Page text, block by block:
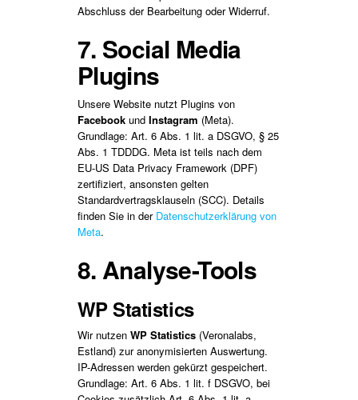
Abschluss der Bearbeitung oder Widerruf.
7. Social Media
Plugins
Unsere Website nutzt Plugins von
Facebookund Instagram (Meta).
Grundlage: Art. 6 Abs. 1 lit. a DSGVO, § 25
Abs. 1 TDDDG. Meta ist teils nach dem
EU-US Data Privacy Framework (DPF)
zertifiziert, ansonsten gelten
Standardvertragsklauseln (SCC). Details
finden Sie in der Datenschutzerklärung von
Meta.
8. Analyse-Tools
WP Statistics
Wir nutzen WP Statistics(Veronalabs,
Estland) zur anonymisierten Auswertung.
IP-Adressen werden gekürzt gespeichert.
Grundlage: Art. 6 Abs. 1 lit. f DSGVO, bei